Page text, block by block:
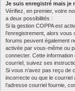
Je suis enregistré mais je
Vérifiez, en premier, votre
a deux possibilités :
Si la gestion COPPA est
l’enregistrement, alors
forums peuvent également
activée par vous-même ou
connecter. Cette
courriel, suivez ses
Si vous n’avez pas reçu de
incorrecte ou que le courriel
l’adresse courriel fournie,